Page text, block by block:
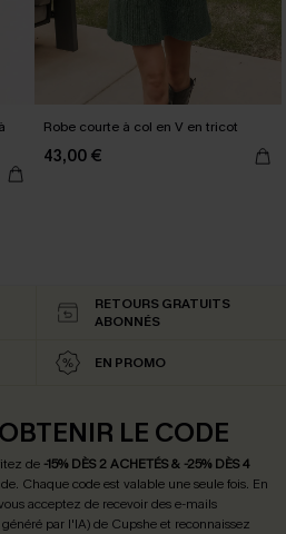
Robe courte à col en V en tricot
43,00 €
RETOURS GRATUITS
ABONNÉS
EN PROMO
LE CODE
de -15% DÈS 2 ACHETÉS & -25% DÈS 4
Chaque code est valable une seule fois. En
acceptez de recevoir des e-mails
par l'IA) de Cupshe et reconnaissez